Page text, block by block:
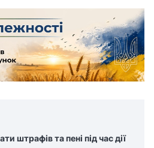
штрафів та пені під час дії